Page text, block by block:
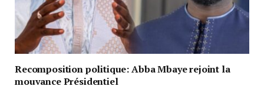
Recomposition politique: Abba Mbaye rejoint la
mouvance Présidentiel